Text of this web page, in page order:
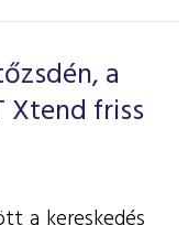
a
Xtend friss